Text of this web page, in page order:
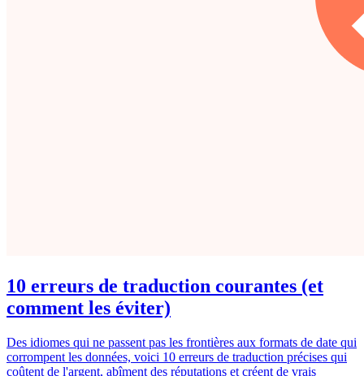
10 erreurs de traduction courantes (et
comment les éviter)
Des idiomes qui ne passent pas les frontières aux formats de date qui
corrompent les données, voici 10 erreurs de traduction précises qui
coûtent de l'argent, abîment des réputations et créent de vrais